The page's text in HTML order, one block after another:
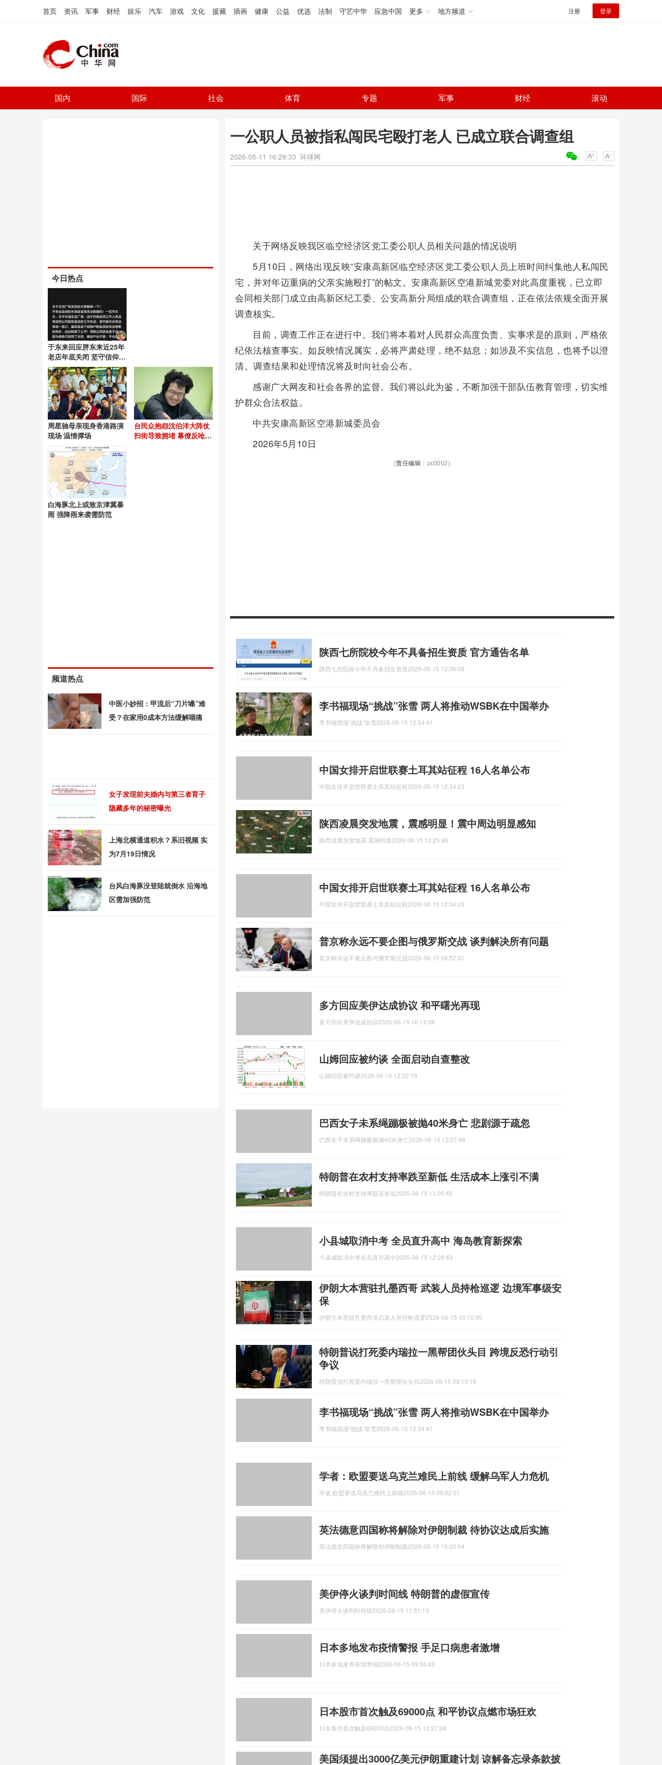
首页 资讯 军事 财经 娱乐 汽车 游戏 文化 援藏 插画 健康 公益 优选 法制 守艺中华 应急中国 更多 地方频道 注册 登录
国内 国际 社会 体育 专题 军事 财经 滚动
一公职人员被指私闯民宅殴打老人 已成立联合调查组
2026-05-11 16:29:33 环球网
关于网络反映我区临空经济区党工委公职人员相关问题的情况说明
5月10日，网络出现反映“安康高新区临空经济区党工委公职人员上班时间纠集他人私闯民
宅，并对年迈重病的父亲实施殴打”的帖文。安康高新区空港新城党委对此高度重视，已立即
会同相关部门成立由高新区纪工委、公安高新分局组成的联合调查组，正在依法依规全面开展
调查核实。
目前，调查工作正在进行中。我们将本着对人民群众高度负责、实事求是的原则，严格依
纪依法核查事实。如反映情况属实，必将严肃处理，绝不姑息；如涉及不实信息，也将予以澄
清。调查结果和处理情况将及时向社会公布。
感谢广大网友和社会各界的监督。我们将以此为鉴，不断加强干部队伍教育管理，切实维
护群众合法权益。
中共安康高新区空港新城委员会
2026年5月10日
(责任编辑 ：zx0002)
陕西七所院校今年不具备招生资质 官方通告名单
陕西七所院校今年不具备招生资质2026-06-15 12:36:09
李书福现场“挑战”张雪 两人将推动WSBK在中国举办
李书福现场“挑战”张雪2026-06-15 12:34:41
中国女排开启世联赛土耳其站征程 16人名单公布
中国女排开启世联赛土耳其站征程2026-06-15 12:34:23
陕西凌晨突发地震，震感明显！震中周边明显感知
陕西凌晨突发地震,震感明显2026-06-15 12:25:46
中国女排开启世联赛土耳其站征程 16人名单公布
中国女排开启世联赛土耳其站征程2026-06-15 12:34:23
普京称永远不要企图与俄罗斯交战 谈判解决所有问题
普京称永远不要企图与俄罗斯交战2026-06-15 09:52:31
多方回应美伊达成协议 和平曙光再现
多方回应美伊达成协议2026-06-15 10:14:06
山姆回应被约谈 全面启动自查整改
山姆回应被约谈2026-06-15 12:32:19
巴西女子未系绳蹦极被抛40米身亡 悲剧源于疏忽
巴西女子未系绳蹦极被抛40米身亡2026-06-15 12:27:48
特朗普在农村支持率跌至新低 生活成本上涨引不满
特朗普在农村支持率跌至新低2026-06-15 11:00:45
小县城取消中考 全员直升高中 海岛教育新探索
小县城取消中考全员直升高中2026-06-15 12:28:43
伊朗大本营驻扎墨西哥 武装人员持枪巡逻 边境军事级安
保
伊朗大本营驻扎墨西哥武装人员持枪巡逻2026-06-15 10:15:30
特朗普说打死委内瑞拉一黑帮团伙头目 跨境反恐行动引
争议
特朗普说打死委内瑞拉一黑帮团伙头目2026-06-15 09:10:18
李书福现场“挑战”张雪 两人将推动WSBK在中国举办
李书福现场“挑战”张雪2026-06-15 12:34:41
学者：欧盟要送乌克兰难民上前线 缓解乌军人力危机
学者,欧盟要送乌克兰难民上前线2026-06-15 09:52:01
英法德意四国称将解除对伊朗制裁 待协议达成后实施
英法德意四国称将解除对伊朗制裁2026-06-15 10:00:04
美伊停火谈判时间线 特朗普的虚假宣传
美伊停火谈判时间线2026-06-15 11:31:19
日本多地发布疫情警报 手足口病患者激增
日本多地发布疫情警报2026-06-15 09:55:42
日本股市首次触及69000点 和平协议点燃市场狂欢
日本股市首次触及69000点2026-06-15 12:27:24
美国须提出3000亿美元伊朗重建计划 谅解备忘录条款披
今日热点
于东来回应胖东来近25年
老店年底关闭 坚守信仰与
快乐
周星驰母亲现身香港路演
现场 温情撑场
台民众抱怨沈伯洋大阵仗
扫街导致拥堵 幕僚反呛引
白海豚北上或致京津冀暴
雨 强降雨来袭需防范
频道热点
中医小妙招：甲流后“刀片嗓”难
受？在家用0成本方法缓解咽痛
女子发现前夫婚内与第三者育子
隐藏多年的秘密曝光
上海北横通道积水？系旧视频 实
为7月19日情况
台风白海豚没登陆就倒水 沿海地
区需加强防范